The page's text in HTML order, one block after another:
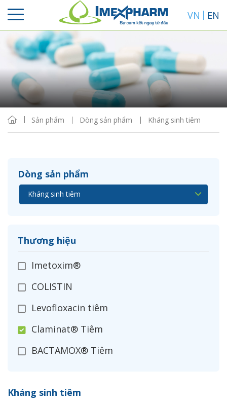
VN EN
Sản phẩm Dòng sản phẩm Kháng sinh tiêm
Dòng sản phẩm
Thương hiệu
Imetoxim®
COLISTIN
Levofloxacin tiêm
Claminat® Tiêm
BACTAMOX® Tiêm
Ceftizoxim®
Kháng sinh tiêm
Sắp xếp
Hiển thị